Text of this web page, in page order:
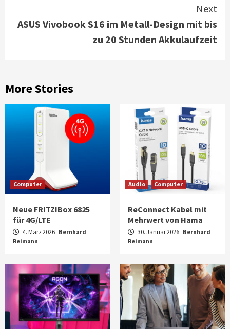
Next
ASUS Vivobook S16 im Metall-Design mit bis
zu 20 Stunden Akkulaufzeit
More Stories
Computer
Neue FRITZ!Box 6825
für 4G/LTE
4. März 2026 Bernhard
Reimann
Audio Computer
ReConnect Kabel mit
Mehrwert von Hama
30. Januar 2026 Bernhard
Reimann